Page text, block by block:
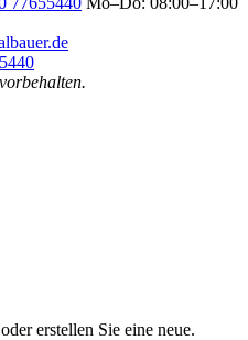
erstellen Sie eine neue.